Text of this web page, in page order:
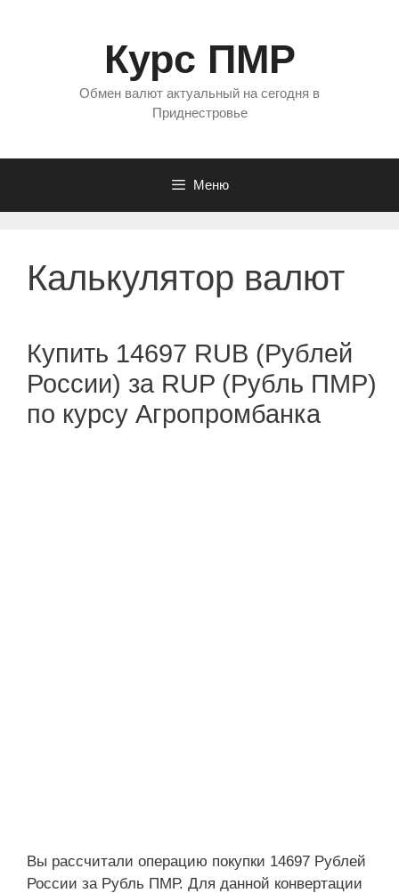
Курс ПМР
Обмен валют актуальный на сегодня в
Приднестровье
Меню
Калькулятор валют
Купить 14697 RUB (Рублей
России) за RUP (Рубль ПМР)
по курсу Агропромбанка
Вы рассчитали операцию покупки 14697 Рублей
России за Рубль ПМР. Для данной конвертации